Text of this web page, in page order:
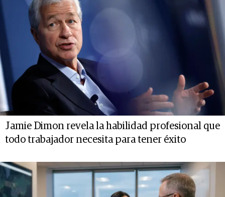
Jamie Dimon revela la habilidad profesional que
todo trabajador necesita para tener éxito